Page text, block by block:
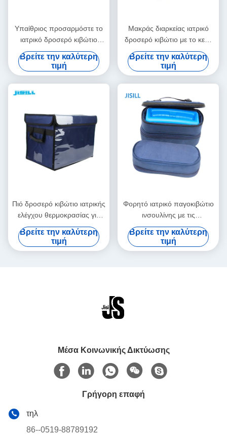
Υπαίθριος προσαρμόστε το
ιατρικό δροσερό κιβώτιο
23.5L φορητό για το
παγοκιβώτιο Rotomolded
Βρείτε την καλύτερη
τιμή
Μακράς διαρκείας ιατρικό
δροσερό κιβώτιο με το κενό
υλικό μόνωσης για την
ιατρική μεταφορά εμβολίων
Βρείτε την καλύτερη
τιμή
Πιό δροσερό κιβώτιο ιατρικής
ελέγχου θερμοκρασίας για
την ιατρική μεταφορά
αίματος εμβολίων
Βρείτε την καλύτερη
τιμή
Φορητό ιατρικό παγοκιβώτιο
ινσουλίνης με τις
εξατομικεύσιμες
θερμοκρασίες εύκολες να
καθαρίσουν
Βρείτε την καλύτερη
τιμή
Μέσα Κοινωνικής Δικτύωσης
Γρήγορη επαφή
τηλ
86--0519-88789192